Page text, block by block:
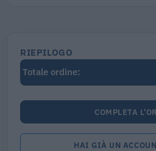
RIEPILOGO
Totale ordine:
COMPLETA
HAI GIÀ UN